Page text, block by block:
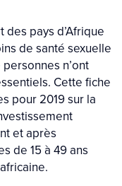
pays d’Afrique
de santé sexuelle
n’ont
Cette fiche
pour 2019 sur la
et après
de 15 à 49 ans